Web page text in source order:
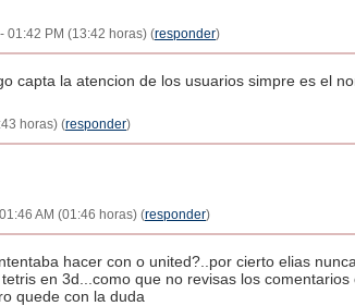
01:42 PM (13:42 horas) (responder)
capta la atencion de los usuarios simpre es el
horas) (responder)
AM (01:46 horas) (responder)
hacer con o united?..por cierto elias
en 3d...como que no revisas los
quede con la duda